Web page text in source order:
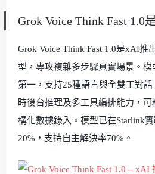
Grok Voice Think Fast 1.0
Grok Voice Think Fast 1.0是xAI推
型，專攻複雜多步驟真實場景。模
第一，支持25種語言與全雙工對
時後台推理及多工具編排能力，
構化數據錄入。模型已在Starlink
20%，支持自主解決率70%。